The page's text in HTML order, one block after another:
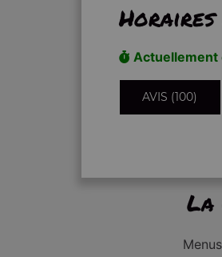
Actuellement
AVIS (100)
La